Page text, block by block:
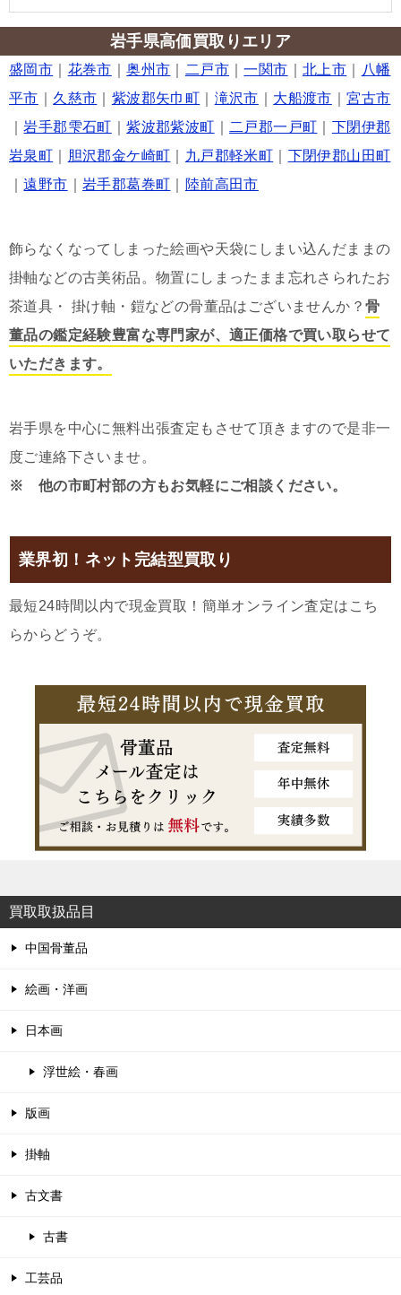
岩手県高価買取りエリア
盛岡市 花巻市 ｜奥州市 二戸市 ｜一関市 ｜北上市
八幡
平市
久慈市 紫波郡矢巾町 滝沢市 大船渡市 ｜宮古市
｜岩手郡雫石町 ｜紫波郡紫波町 ｜二戸郡一戸町
下閉伊郡
岩泉町
胆沢郡金ケ崎町 九戸郡軽米町
下閉伊郡山田町
｜遠野市 ｜岩手郡葛巻町 陸前高田市
飾らなくなってしまった絵画や天袋にしまい込んだままの
掛軸などの古美術品。物置にしまったまま忘れさられたお
茶道具・ 掛け軸・鎧などの骨董品はございませんか？ 骨
董品の鑑定経験豊富な専門家が、適正価格で買い取らせて
いただきます。
岩手県を中心に無料出張査定もさせて頂きますので是非一
度ご連絡下さいませ。
※ 他の市町村部の方もお気軽にご相談ください。
業界初！ネット完結型買取り
最短24時間以内で現金買取！簡単オンライン査定はこち
らからどうぞ。
買取取扱品目
中国骨董品
絵画・洋画
日本画
浮世絵・春画
版画
掛軸
古文書
古書
工芸品